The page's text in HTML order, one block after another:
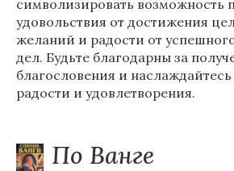
символизировать возможность
удовольствия от достижения
желаний и радости от
дел. Будьте благодарны за
благословения и
радости и удовлетворения.
По Ванге